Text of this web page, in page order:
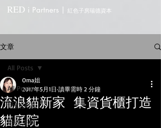
RED i Partners | 紅色子房瑞德資本
文章
All Posts
活動快訊
地產先機
All Posts
流浪貓新家 集資貨櫃打造
貓庭院
Oma姐
2017年5月1日 讀畢需時 2 分鐘